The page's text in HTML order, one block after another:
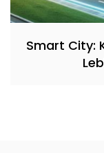
Smart City: